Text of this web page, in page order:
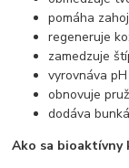
pomáha
regeneruje
zamedzuje
vyrovnáva
obnovuje
dodáva
Ako sa bioaktívny